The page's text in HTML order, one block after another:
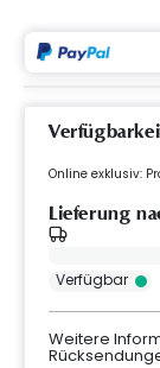
Online exklusiv:
Lieferung
Verfügbar
Weitere